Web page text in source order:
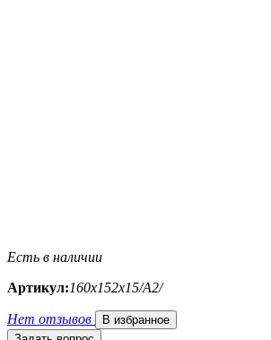
Есть в наличии
Артикул:160х152х15/A2/
Нет отзывов
В избранное